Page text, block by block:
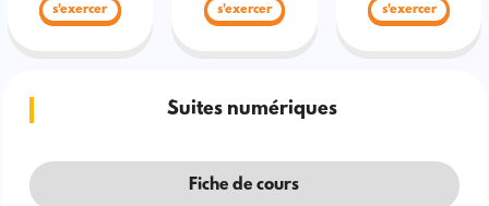
s'exercer s'exercer s'exercer
Suites numériques
Fiche de cours